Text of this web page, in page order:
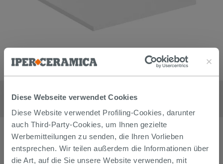
Diese Webseite verwendet Cookies
Diese Website verwendet Profiling-Cookies, darunter
auch Third-Party-Cookies, um Ihnen gezielte
Werbemitteilungen zu senden, die Ihren Vorlieben
entsprechen. Wir teilen außerdem die Informationen über
die Art, auf die Sie unsere Website verwenden, mit
mattem, seidenweißem Harz
434,90€ /stk